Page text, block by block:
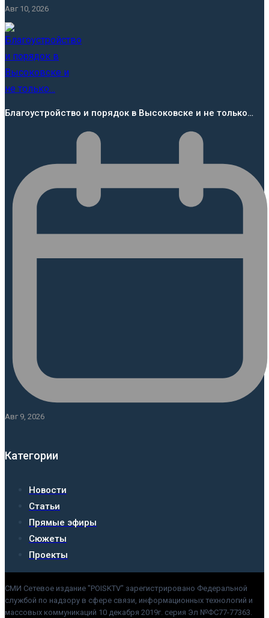
Авг 10, 2026
Благоустройство и порядок в Высоковске и не только…
Авг 9, 2026
Категории
Новости
Статьи
Прямые эфиры
Сюжеты
Проекты
СМИ Сетевое издание "POISKTV" зарегистрировано Федеральной
службой по надзору в сфере связи, информационных технологий и
массовых коммуникаций 10 декабря 2019г. серия Эл №ФС77-77363.